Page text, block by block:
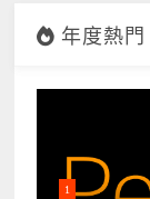
年度熱門
1